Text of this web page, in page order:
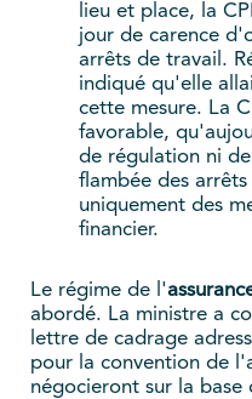
lieu et place, la
jour de carence
arrêts de travail.
indiqué qu'elle
cette mesure. La
favorable,
de régulation ni
flambée des
uniquement des
financier.
Le régime de l'
abordé. La ministre a
lettre de cadrage
pour la convention de
négocieront sur la base